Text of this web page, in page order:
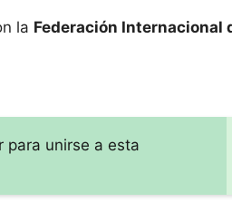
la Federación Internacional
para unirse a esta